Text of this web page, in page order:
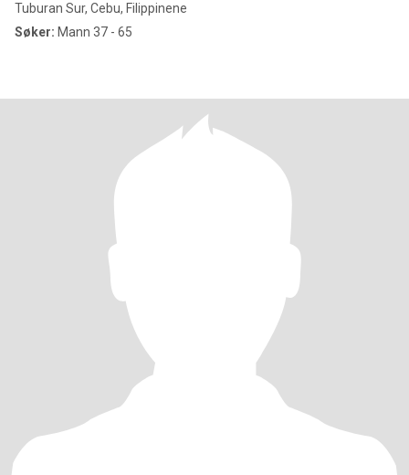
Tuburan Sur, Cebu, Filippinene
Søker: Mann 37 - 65